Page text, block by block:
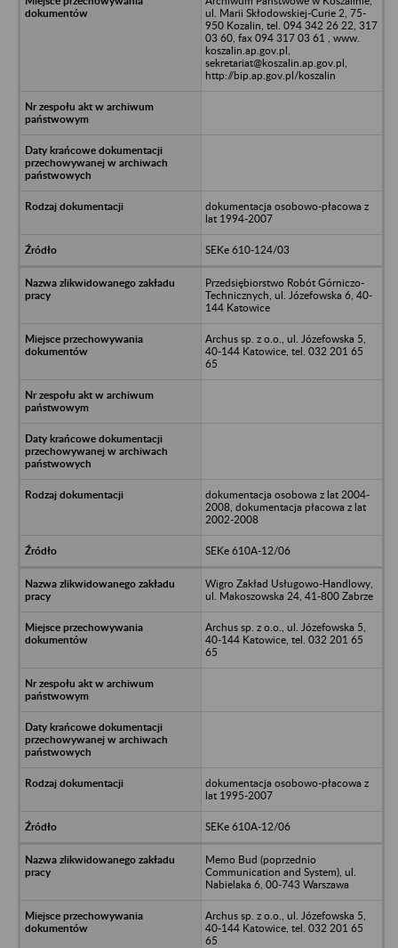
ul. Marii Skłodowskiej-Curie 2, 75-
950 Kozalin, tel. 094 342 26 22, 317
03 60, fax 094 317 03 61 , www.
koszalin.ap.gov.pl,
sekretariat@koszalin.ap.gov.pl,
http://bip.ap.gov.pl/koszalin
dokumentacja osobowo-płacowa z
lat 1994-2007
SEKe 610-124/03
Przedsiębiorstwo Robót Górniczo-
Technicznych, ul. Józefowska 6, 40-
144 Katowice
Archus sp. z o.o., ul. Józefowska 5,
40-144 Katowice, tel. 032 201 65
65
dokumentacja osobowa z lat 2004-
2008, dokumentacja płacowa z lat
2002-2008
SEKe 610A-12/06
Wigro Zakład Usługowo-Handlowy,
ul. Makoszowska 24, 41-800 Zabrze
Archus sp. z o.o., ul. Józefowska 5,
40-144 Katowice, tel. 032 201 65
65
dokumentacja osobowo-płacowa z
lat 1995-2007
SEKe 610A-12/06
Memo Bud (poprzednio
Communication and System), ul.
Nabielaka 6, 00-743 Warszawa
Archus sp. z o.o., ul. Józefowska 5,
40-144 Katowice, tel. 032 201 65
65